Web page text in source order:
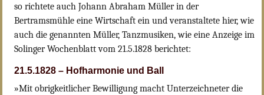
so richtete auch Johann Abraham Müller in der
Bertramsmühle eine Wirtschaft ein und veranstaltete hier, wie
auch die genannten Müller, Tanzmusiken, wie eine Anzeige im
Solinger Wochenblatt vom 21.5.1828 berichtet:
21.5.1828 – Hofharmonie und Ball
»Mit obrigkeitlicher Bewilligung macht Unterzeichneter die